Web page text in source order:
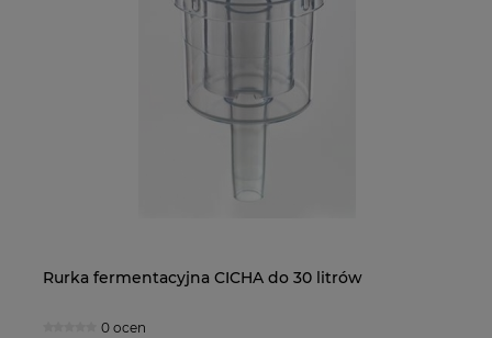
Rurka fermentacyjna CICHA do 30 litrów
0 ocen